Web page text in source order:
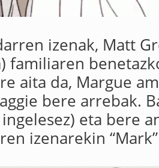
izenak, Matt
familiaren
aita da, Margue
bere arrebak.
eta bere
izenarekin